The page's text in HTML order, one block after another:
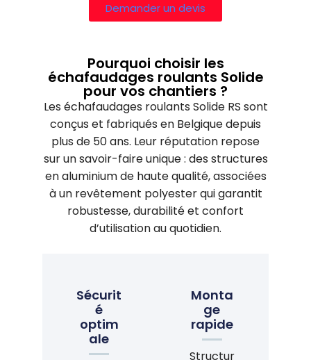
Demander un devis
Pourquoi choisir les
échafaudages roulants Solide
pour vos chantiers ?
Les échafaudages roulants Solide RS sont
conçus et fabriqués en Belgique depuis
plus de 50 ans. Leur réputation repose
sur un savoir-faire unique : des structures
en aluminium de haute qualité, associées
à un revêtement polyester qui garantit
robustesse, durabilité et confort
d’utilisation au quotidien.
Sécurit
é
optim
ale
Monta
ge
rapide
Structur